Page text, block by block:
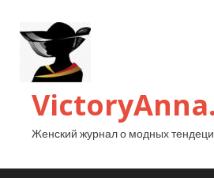
VictoryAnna.
Женский журнал о модных